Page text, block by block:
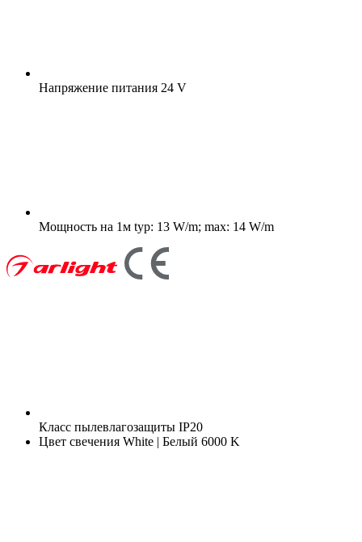
Напряжение питания 24 V
Мощность на 1м typ: 13 W/m; max: 14 W/m
Класс пылевлагозащиты IP20
Цвет свечения White | Белый 6000 K